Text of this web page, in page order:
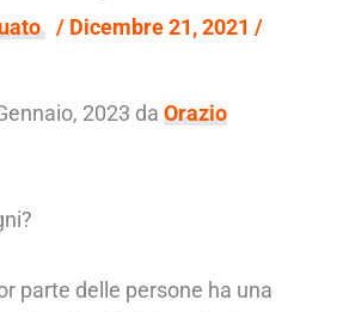
/ Dicembre 21, 2021/
2023 daOrazio
parte delle persone ha una